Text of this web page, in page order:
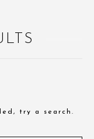
try a search.